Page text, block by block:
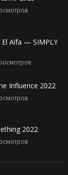
El Alfa — SIMPLY
Influence 2022
2022